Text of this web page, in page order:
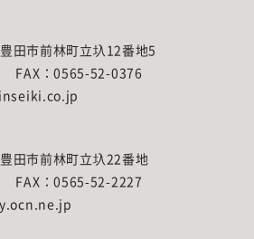
田市前林町立圦12番地5
FAX：0565-52-0376
田市前林町立圦22番地
FAX：0565-52-2227